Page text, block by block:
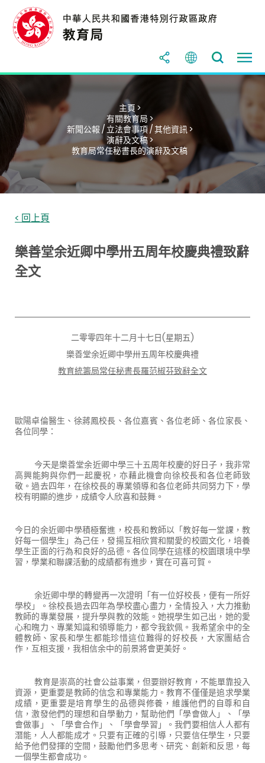
主頁 >
有關教育局 >
新聞公報 / 立法會事項 / 其他資訊 >
演辭及文稿 >
教育局常任秘書長的演辭及文稿
< 回上頁
樂善堂余近卿中學卅五周年校慶典禮致辭
全文
二零零四年十二月十七日(星期五)
樂善堂余近卿中學卅五周年校慶典禮
教育統籌局常任秘書長羅范椒芬致辭全文
歐陽卓倫醫生、徐蔣鳳校長、各位嘉賓、各位老師、各位家長、
各位同學：
今天是樂善堂余近卿中學三十五周年校慶的好日子，我非常
高興能夠與你們一起慶祝，亦藉此機會向徐校長和各位老師致
敬。過去四年，在徐校長的專業領導和各位老師共同努力下，學
校有明顯的進步，成績令人欣喜和鼓舞。
今日的余近卿中學積極奮進，校長和教師以「教好每一堂課，教
好每一個學生」為己任，發揚互相欣賞和關愛的校園文化，培養
學生正面的行為和良好的品德。各位同學在這樣的校園環境中學
習，學業和聯課活動的成績都有進步，實在可喜可賀。
余近卿中學的轉變再一次證明「有一位好校長，便有一所好
學校」。徐校長過去四年為學校盡心盡力，全情投入，大力推動
教師的專業發展，提升學與教的效能。她視學生如己出，她的愛
心和魄力、專業知識和領導能力，都令我欽佩。我希望余中的全
體教師、家長和學生都能珍惜這位難得的好校長，大家團結合
作，互相支援，我相信余中的前景將會更美好。
教育是崇高的社會公益事業，但要辦好教育，不能單靠投入
資源，更重要是教師的信念和專業能力。教育不僅僅是追求學業
成績，更重要是培育學生的品德與修養，維護他們的自尊和自
信，激發他們的理想和自學動力，幫助他們「學會做人」、「學
會做事」、「學會合作」、「學會學習」。我們要相信人人都有
潛能，人人都能成才。只要有正確的引導，只要信任學生，只要
給予他們發揮的空間，鼓勵他們多思考、研究、創新和反思，每
一個學生都會成功。